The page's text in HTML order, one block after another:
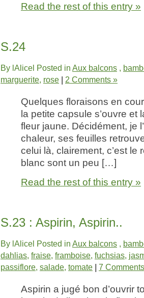
Read the rest of this entry »
S.24
By lAlicel Posted in Aux balcons ,
marguerite, rose | 2 Comments »
Quelques floraisons en
la petite capsule s’ouvre et
fleur jaune. Décidément, je
chaleur, ses feuilles
celui là, clairement, c’est
blanc sont un peu […]
Read the rest of this entry »
S.23 : Aspirin, Aspirin..
By lAlicel Posted in Aux balcons ,
dahlias, fraise, framboise, fuchsias,
passiflore, salade, tomate | 7
Aspirin a jugé bon d’ouvrir